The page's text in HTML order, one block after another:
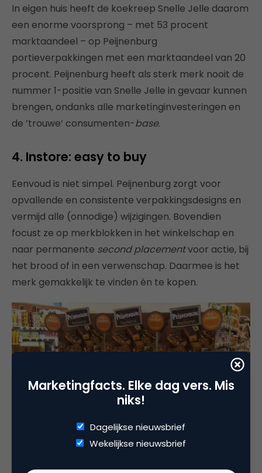
In eigen huis heeft de koekreep Snelle Jelle daarom
een enorme voorsprong – met 53 procent
marktaandeel – op Peijnenburg
portieverpakkingen met een marktaandeel van 20
procent. Peijnenburg heeft als sterk merk nooit de
nummer 1-positie van Snelle Jelle in gevaar kunnen
brengen, ondanks alle marketinginvesteringen en
de ’trouwe’ consumenten-base.
4. Instore: easy to buy
Eenvoud is niet simpel. Peijnenburg zorgt voor
opvallende en consistente verpakkingsdesigns en
vermijd alle (onnodige) wijzigingen. Bovendien
focust ze op merkblokken in het winkelschap en
naar permanente second placementvoor actie, bij
het brood of in een verwenschap. Daarmee is het
merk gemakkelijk te vinden én te kopen.
Marketingfacts. Elke dag vers. Mis
niks!
Dagelijkse nieuwsbrief
Wekelijkse nieuwsbrief